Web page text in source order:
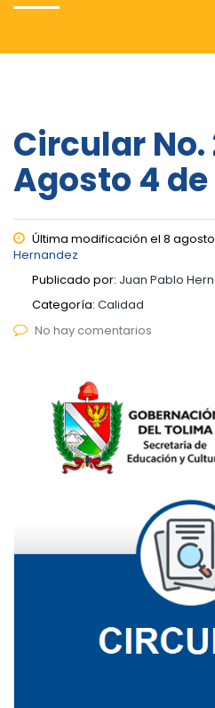
Circular No.
Agosto 4 de
Última modificación el 8
Hernandez
Publicado por: Juan Pablo
Categoría: Calidad
No hay comentarios